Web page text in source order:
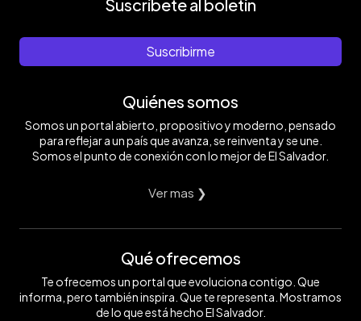
Suscríbete al boletín
Suscribirme
Quiénes somos
Somos un portal abierto, propositivo y moderno, pensado
para reflejar a un país que avanza, se reinventa y se une.
Somos el punto de conexión con lo mejor de El Salvador.
Ver mas ❯
Qué ofrecemos
Te ofrecemos un portal que evoluciona contigo. Que
informa, pero también inspira. Que te representa. Mostramos
de lo que está hecho El Salvador.